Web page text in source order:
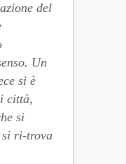
del
Un
si è
città,
si
si ri-trova